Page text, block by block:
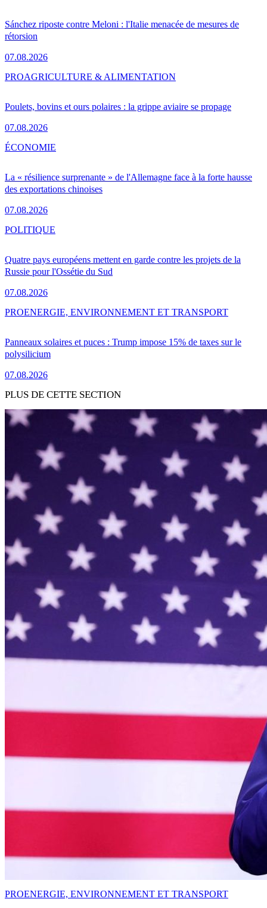
Sánchez riposte contre Meloni : l'Italie menacée de mesures de
rétorsion
07.08.2026
Poulets, bovins et ours polaires : la grippe aviaire se propage
07.08.2026
PROAGRICULTURE & ALIMENTATION
La « résilience surprenante » de l'Allemagne face à la forte hausse
des exportations chinoises
07.08.2026
ÉCONOMIE
Quatre pays européens mettent en garde contre les projets de la
Russie pour l'Ossétie du Sud
07.08.2026
POLITIQUE
Panneaux solaires et puces : Trump impose 15% de taxes sur le
polysilicium
07.08.2026
PROENERGIE, ENVIRONNEMENT ET TRANSPORT
PLUS DE CETTE SECTION
PROENERGIE, ENVIRONNEMENT ET TRANSPORT